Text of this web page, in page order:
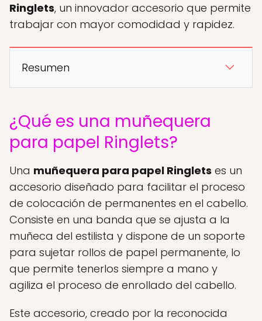
Ringlets, un innovador accesorio que permite
trabajar con mayor comodidad y rapidez.
Resumen
¿Qué es una muñequera
para papel Ringlets?
Una muñequera para papel Ringlets es un
accesorio diseñado para facilitar el proceso
de colocación de permanentes en el cabello.
Consiste en una banda que se ajusta a la
muñeca del estilista y dispone de un soporte
para sujetar rollos de papel permanente, lo
que permite tenerlos siempre a mano y
agiliza el proceso de enrollado del cabello.
Este accesorio, creado por la reconocida